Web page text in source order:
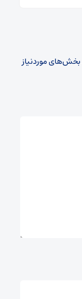
بخش‌های موردنیاز